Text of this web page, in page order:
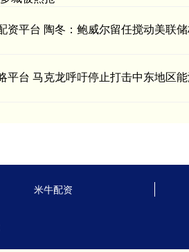
资平台 陶冬：鲍威尔留任搅动美联
平台 马克龙呼吁停止打击中东地区
米牛配资